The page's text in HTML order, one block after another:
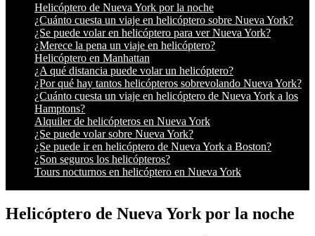
Helicóptero de Nueva York por la noche
¿Cuánto cuesta un viaje en helicóptero sobre Nueva York?
¿Se puede volar en helicóptero para ver Nueva York?
¿Merece la pena un viaje en helicóptero?
Helicóptero en Manhattan
¿A qué distancia puede volar un helicóptero?
¿Por qué hay tantos helicópteros sobrevolando Nueva York?
¿Cuánto cuesta un viaje en helicóptero de Nueva York a los
Hamptons?
Alquiler de helicópteros en Nueva York
¿Se puede volar sobre Nueva York?
¿Se puede ir en helicóptero de Nueva York a Boston?
¿Son seguros los helicópteros?
Tours nocturnos en helicóptero en Nueva York
Helicóptero de Nueva York por la noche